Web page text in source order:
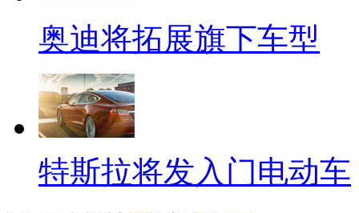
奥迪将拓展旗下车型
特斯拉将发入门电动车